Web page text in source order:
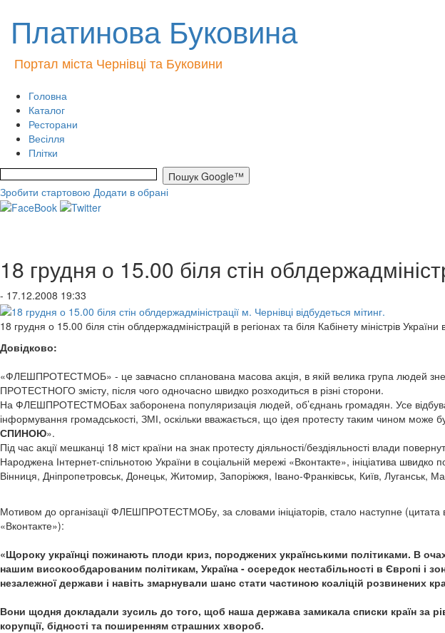
Платинова Буковина
Портал міста Чернівці та Буковини
Головна
Каталог
Ресторани
Весілля
Плітки
Зробити стартовою Додати в обрані
18 грудня о 15.00 біля стін
- 17.12.2008 19:33
18 грудня о 15.00 біля стін облдержадміністрацій в регіонах та біля Кабінету міністрів
Довідково:
«ФЛЕШПРОТЕСТМОБ» - це завчасно спланована масова акція, в якій велика група людей
ПРОТЕСТНОГО змісту, після чого одночасно швидко розходиться в різні сторони.
На ФЛЕШПРОТЕСТМОБах заборонена популяризація людей, об’єднань громадян. Усе
інформування громадськості, ЗМІ, оскільки вважається, що ідея протесту таким чином може
СПИНОЮ».
Під час акції мешканці 18 міст країни на знак протесту діяльності/бездіяльності влади
Народжена Інтернет-спільнотою України в соціальній мережі «Вконтакте», ініціатива
Вінниця, Дніпропетровськ, Донецьк, Житомир, Запоріжжя, Івано-Франківськ, Київ, Луганськ,
Мотивом до організації ФЛЕШПРОТЕСТМОБу, за словами ініціаторів, стало наступне
«Вконтакте»):
«Щороку українці пожинають плоди криз, породжених українськими політиками. В
нашим високообдарованим політикам, Україна - осередок нестабільності в Європі і
незалежної держави і навіть змарнували шанс стати частиною коаліцій розвинених
Вони щодня докладали зусиль до того, щоб наша держава замикала списки країн за
корупції, бідності та поширенням страшних хвороб.